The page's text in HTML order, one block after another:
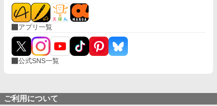
アプリ一覧
公式SNS一覧
ご利用について